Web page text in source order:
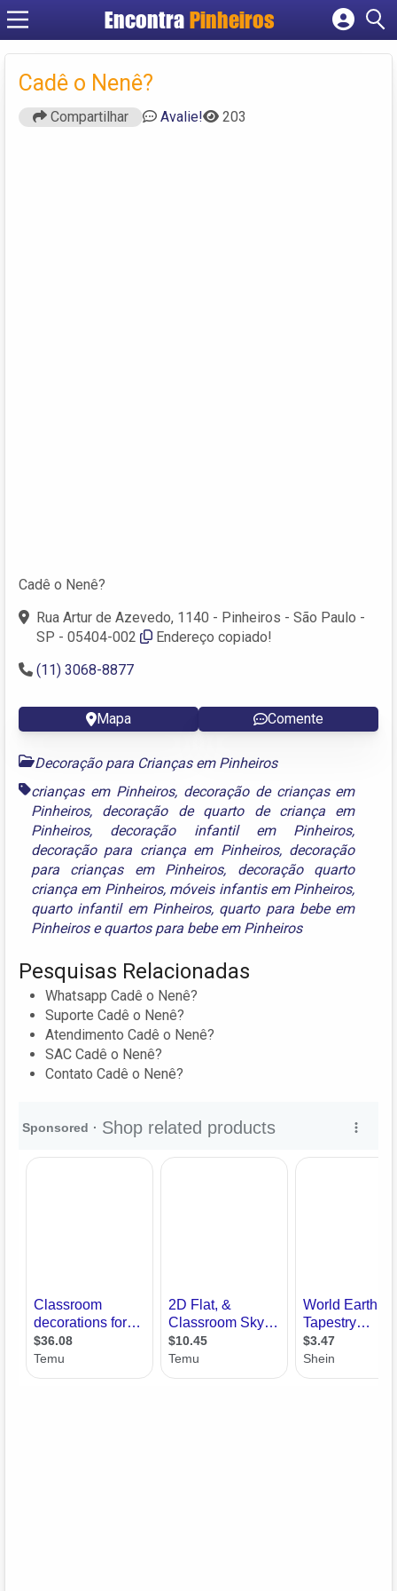
EncontraPinheiros
Cadastrar empresa
Cadê o Nenê?
Compartilhar Avalie! 203
Cadê o Nenê?
Rua Artur de Azevedo, 1140 - Pinheiros - São Paulo -
SP - 05404-002
Endereço copiado!
(11) 3068-8877
Mapa Comente
Decoração para Crianças em Pinheiros
crianças em Pinheiros, decoração de crianças em
Pinheiros, decoração de quarto de criança em
Pinheiros, decoração infantil em Pinheiros,
decoração para criança em Pinheiros, decoração
para crianças em Pinheiros, decoração quarto
criança em Pinheiros, móveis infantis em Pinheiros,
quarto infantil em Pinheiros, quarto para bebe em
Pinheirosequartos para bebe em Pinheiros
Pesquisas Relacionadas
Whatsapp Cadê o Nenê?
Suporte Cadê o Nenê?
Atendimento Cadê o Nenê?
SAC Cadê o Nenê?
Contato Cadê o Nenê?